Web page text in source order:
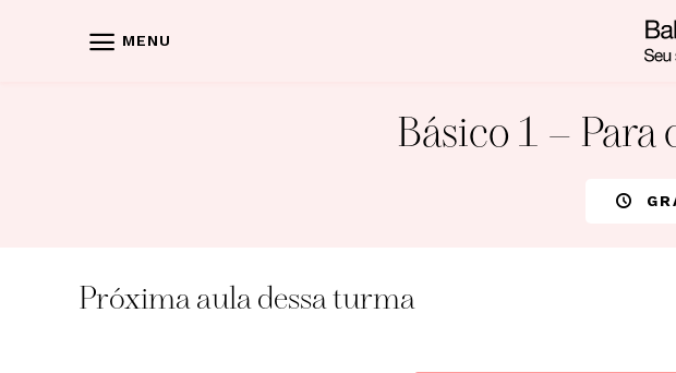
MENU
Básico 1 –
Próxima aula dessa turma